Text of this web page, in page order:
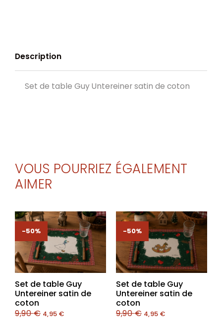
Description
Set de table Guy Untereiner satin de coton
VOUS POURRIEZ ÉGALEMENT
AIMER
-50%
-50%
Set de table Guy
Untereiner satin de
coton
9,90€ 4,95 €
-50%
-50%
Set de table Guy
Untereiner satin de
coton
9,90€ 4,95 €